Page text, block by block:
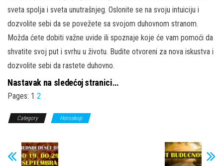
sveta spolja i sveta unutrašnjeg. Oslonite se na svoju intuiciju i
dozvolite sebi da se povežete sa svojom duhovnom stranom.
Možda ćete dobiti važne uvide ili spoznaje koje će vam pomoći da
shvatite svoj put i svrhu u životu. Budite otvoreni za nova iskustva i
dozvolite sebi da rastete duhovno.
Nastavak na sledećoj stranici…
Pages: 1 2
Category Horoskop